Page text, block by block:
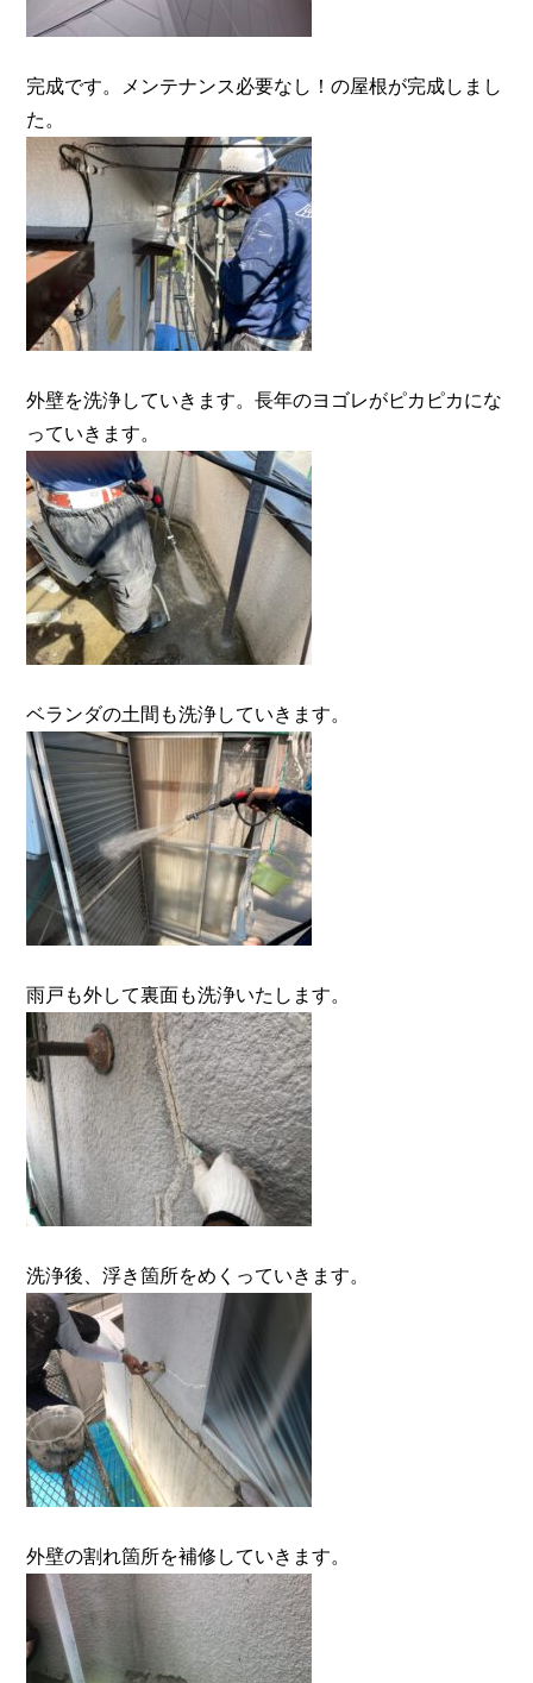
完成です。メンテナンス必要なし！の屋根が完成しまし
た。
外壁を洗浄していきます。長年のヨゴレがピカピカにな
っていきます。
ベランダの土間も洗浄していきます。
雨戸も外して裏面も洗浄いたします。
洗浄後、浮き箇所をめくっていきます。
外壁の割れ箇所を補修していきます。